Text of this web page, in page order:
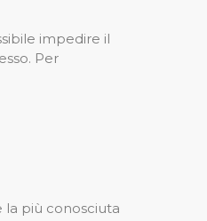
impedire il
Per
la più conosciuta